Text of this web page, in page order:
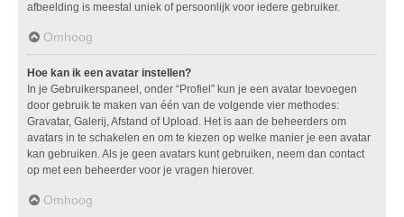
afbeelding is meestal uniek of persoonlijk voor iedere gebruiker.
Omhoog
Hoe kan ik een avatar instellen?
In je Gebruikerspaneel, onder “Profiel” kun je een avatar toevoegen
door gebruik te maken van één van de volgende vier methodes:
Gravatar, Galerij, Afstand of Upload. Het is aan de beheerders om
avatars in te schakelen en om te kiezen op welke manier je een avatar
kan gebruiken. Als je geen avatars kunt gebruiken, neem dan contact
op met een beheerder voor je vragen hierover.
Omhoog